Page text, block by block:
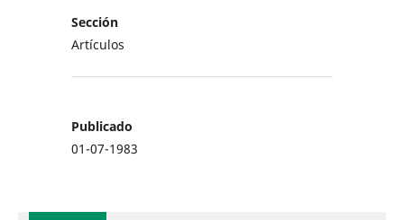
Sección
Artículos
Publicado
01-07-1983